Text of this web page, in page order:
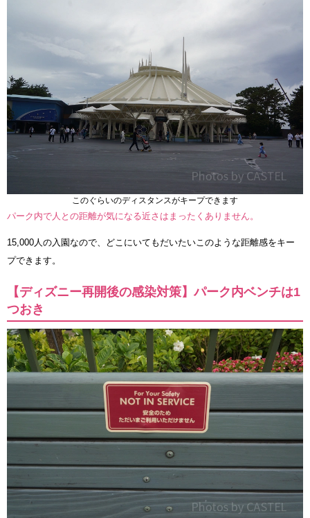
このぐらいのディスタンスがキープできます
パーク内で人との距離が気になる近さはまったくありません。
15,000人の入園なので、どこにいてもだいたいこのような距離感をキー
プできます。
【ディズニー再開後の感染対策】パーク内ベンチは1
つおき